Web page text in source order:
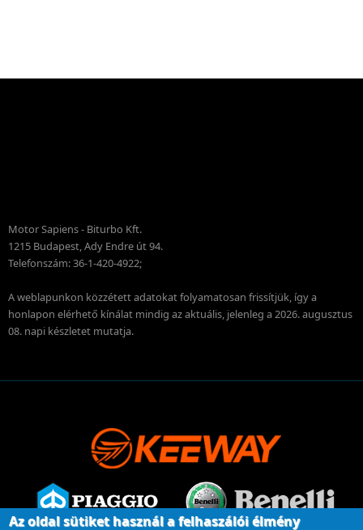
Motor Sapiens - Biturbo Kft.
1215 Budapest, Ady Endre út 94.
Telefonszám: 36-1-420-4922;
A weblapunkon közzétett adatokat folyamatosan frissítjük, így a
honlapon elérhető kínálat mindig az aktuális, jelenleg a 2026. augusztus
08. napi készletet mutatja.
Az oldal sütiket használ a felhaszálói élmény